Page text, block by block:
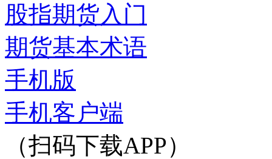
股指期货入门
期货基本术语
手机版
手机客户端
（扫码下载APP）